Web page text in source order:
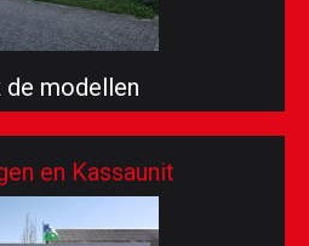
de modellen
en Kassaunit